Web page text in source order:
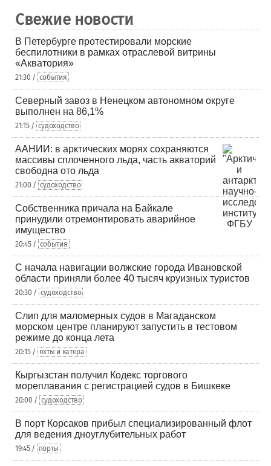
Свежие новости
В Петербурге протестировали морские
беспилотники в рамках отраслевой витрины
«Акватория»
21:30 / события
Северный завоз в Ненецком автономном округе
выполнен на 86,1%
21:15 / судоходство
ААНИИ: в арктических морях сохраняются
массивы сплоченного льда, часть акваторий
свободна ото льда
21:00 / судоходство
Собственника причала на Байкале
принудили отремонтировать аварийное
имущество
20:45 / события
С начала навигации волжские города Ивановской
области приняли более 40 тысяч круизных туристов
20:30 / судоходство
Слип для маломерных судов в Магаданском
морском центре планируют запустить в тестовом
режиме до конца лета
20:15 / яхты и катера
Кыргызстан получил Кодекс торгового
мореплавания с регистрацией судов в Бишкеке
20:00 / судоходство
В порт Корсаков прибыл специализированный флот
для ведения дноуглубительных работ
19:45 / порты